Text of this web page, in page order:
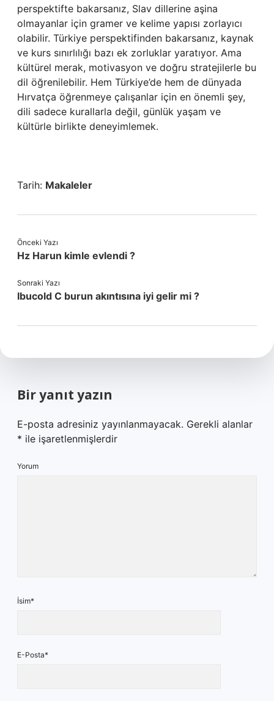
perspektifte bakarsanız, Slav dillerine aşina
olmayanlar için gramer ve kelime yapısı zorlayıcı
olabilir. Türkiye perspektifinden bakarsanız, kaynak
ve kurs sınırlılığı bazı ek zorluklar yaratıyor. Ama
kültürel merak, motivasyon ve doğru stratejilerle bu
dil öğrenilebilir. Hem Türkiye’de hem de dünyada
Hırvatça öğrenmeye çalışanlar için en önemli şey,
dili sadece kurallarla değil, günlük yaşam ve
kültürle birlikte deneyimlemek.
Tarih: Makaleler
Önceki Yazı
Hz Harun kimle evlendi ?
Sonraki Yazı
Ibucold C burun akıntısına iyi gelir mi ?
Bir yanıt yazın
E-posta adresiniz yayınlanmayacak. Gerekli alanlar
* ile işaretlenmişlerdir
Yorum
İsim*
E-Posta*